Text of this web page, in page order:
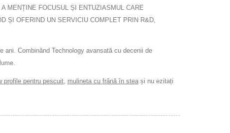
MENȚINE FOCUSUL ȘI ENTUZIASMUL CARE
ȘI OFERIND UN SERVICIU COMPLET PRIN R&D,
Combinând Technology avansată cu decenii de
profile pentru pescuit, mulineta cu frână în steași nu ezitați